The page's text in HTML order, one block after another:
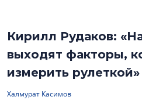
Кирилл Рудаков:
выходят факторы,
измерить рулеткой»
Халмурат Касимов